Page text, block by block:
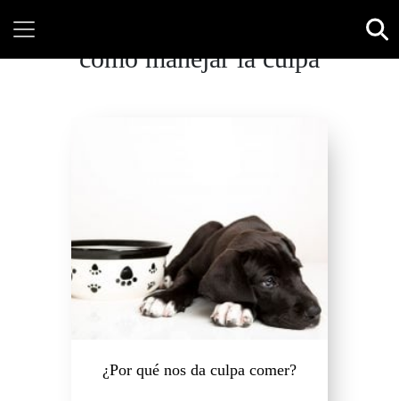
como manejar la culpa
¿Por qué nos da culpa comer?